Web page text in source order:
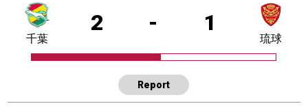
2 - 1
千葉 琉球
Report